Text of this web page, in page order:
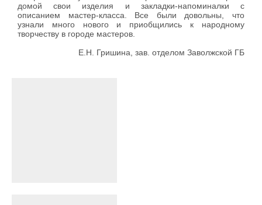
домой свои изделия и закладки-напоминалки с
описанием мастер-класса. Все были довольны, что
узнали много нового и приобщились к народному
творчеству в городе мастеров.
Е.Н. Гришина, зав. отделом Заволжской ГБ